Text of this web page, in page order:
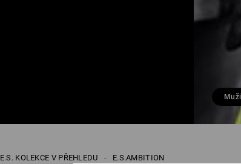
Muži
E.S.AMBITION
E.S. KOLEKCE V PŘEHLEDU